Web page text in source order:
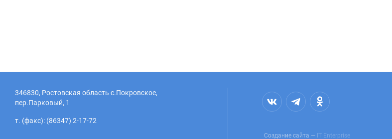
346830, Ростовская область с.Покровское,
пер.Парковый, 1
т. (факс): (86347) 2-17-72
Создание сайта — IT Enterprise